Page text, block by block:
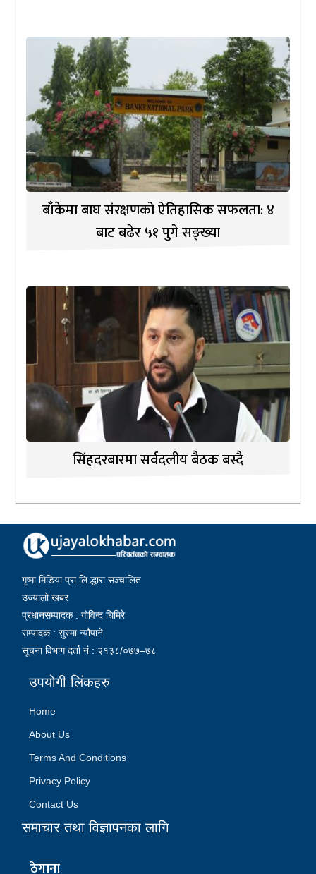
बाँकेमा बाघ संरक्षणको ऐतिहासिक सफलता: ४
बाट बढेर ५१ पुगे सङ्ख्या
सिंहदरबारमा सर्वदलीय बैठक बस्दै
गृष्मा मिडिया प्रा.लि.द्धारा सञ्चालित
उज्यालो खबर
प्रधानसम्पादक : गोविन्द घिमिरे
सम्पादक : सुस्मा न्यौपाने
सूचना विभाग दर्ता नं : २१३८/०७७–७८
उपयोगी लिंकहरु
Home
About Us
Terms And Conditions
Privacy Policy
Contact Us
समाचार तथा विज्ञापनका लागि
ठेगाना